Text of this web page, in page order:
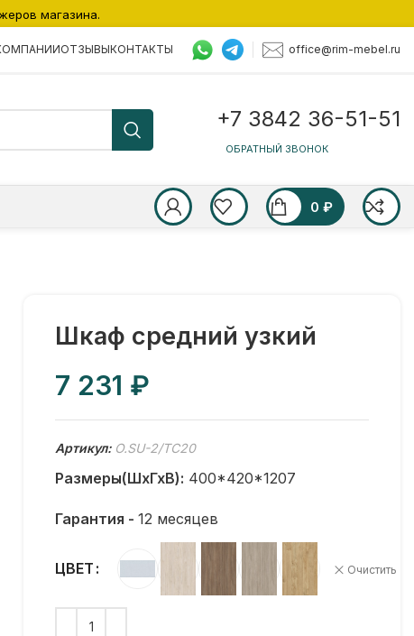
ОТЗЫВЫКОНТАКТЫ office@rim-mebel.ru
+7 3842 36-51-51
ОБРАТНЫЙ ЗВОНОК
0 ₽
Шкаф средний узкий
₽
Артикул: O.SU-2/ТС20
Размеры(ШхГхВ): 400*420*1207
Гарантия - 12 месяцев
ЦВЕТ Очистить
магазина.